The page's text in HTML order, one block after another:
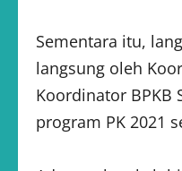
Sementara itu,
langsung oleh
Koordinator BPKB
program PK 2021